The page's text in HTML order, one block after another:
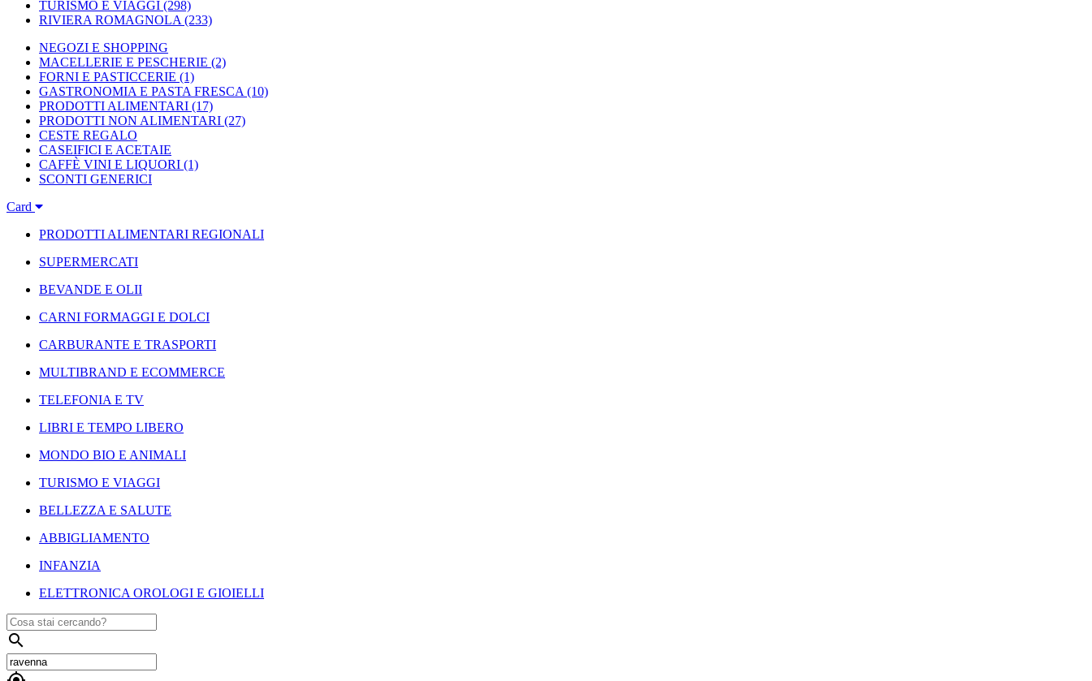
TURISMO E VIAGGI (298)
RIVIERA ROMAGNOLA (233)
NEGOZI E SHOPPING
MACELLERIE E PESCHERIE (2)
FORNI E PASTICCERIE (1)
GASTRONOMIA E PASTA FRESCA (10)
PRODOTTI ALIMENTARI (17)
PRODOTTI NON ALIMENTARI (27)
CESTE REGALO
CASEIFICI E ACETAIE
CAFFÈ VINI E LIQUORI (1)
SCONTI GENERICI
Card
PRODOTTI ALIMENTARI REGIONALI
SUPERMERCATI
BEVANDE E OLII
CARNI FORMAGGI E DOLCI
CARBURANTE E TRASPORTI
MULTIBRAND E ECOMMERCE
TELEFONIA E TV
LIBRI E TEMPO LIBERO
MONDO BIO E ANIMALI
TURISMO E VIAGGI
BELLEZZA E SALUTE
ABBIGLIAMENTO
INFANZIA
ELETTRONICA OROLOGI E GIOIELLI
